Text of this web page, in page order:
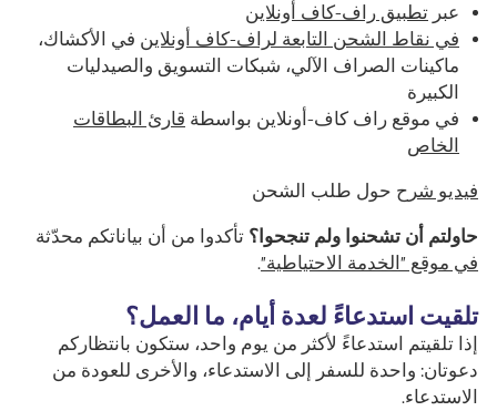
عبر تطبيق راف-كاف أونلاين
في نقاط الشحن التابعة لراف-كاف أونلاين في الأكشاك،
ماكينات الصراف الآلي، شبكات التسويق والصيدليات
الكبيرة
في موقع راف كاف-أونلاين بواسطة قارئ البطاقات
الخاص
فيديو شرح حول طلب الشحن
حاولتم أن تشحنوا ولم تنجحوا؟ تأكدوا من أن بياناتكم محدّثة
في موقع "الخدمة الاحتياطية".
تلقيت استدعاءً لعدة أيام، ما العمل؟
إذا تلقيتم استدعاءً لأكثر من يوم واحد، ستكون بانتظاركم
دعوتان: واحدة للسفر إلى الاستدعاء، والأخرى للعودة من
الاستدعاء.